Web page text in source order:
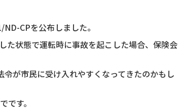
CPを公布しました。
た状態で運転時に事故を起こした場合、保険会
が市民に受け入れやすくなってきたのかもし
す。